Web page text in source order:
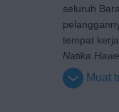
seluruh
tempat
Natika
Muat